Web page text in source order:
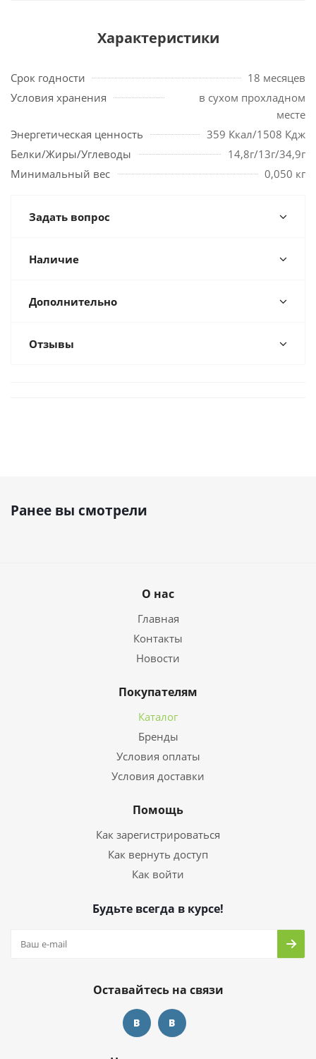
Характеристики
Срок годности
18 месяцев
Условия хранения
в сухом прохладном
месте
Энергетическая ценность
359 Ккал/1508 Кдж
Белки/Жиры/Углеводы
14,8г/13г/34,9г
Минимальный вес
0,050 кг
Задать вопрос
Наличие
Дополнительно
Отзывы
Ранее вы смотрели
О нас
Главная
Контакты
Новости
Покупателям
Каталог
Бренды
Условия оплаты
Условия доставки
Помощь
Как зарегистрироваться
Как вернуть доступ
Как войти
Будьте всегда в курсе!
Оставайтесь на связи